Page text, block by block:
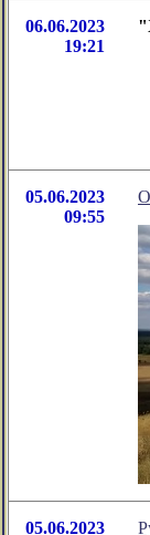
06.06.2023
19:21
05.06.2023
09:55
05.06.2023